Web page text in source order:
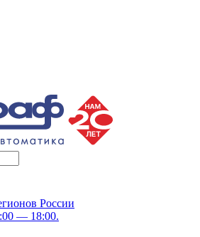
России
— 18:00.